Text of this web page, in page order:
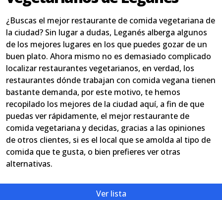
¿Buscas el mejor restaurante de comida vegetariana de
la ciudad? Sin lugar a dudas, Leganés alberga algunos
de los mejores lugares en los que puedes gozar de un
buen plato. Ahora mismo no es demasiado complicado
localizar restaurantes vegetarianos, en verdad, los
restaurantes dónde trabajan con comida vegana tienen
bastante demanda, por este motivo, te hemos
recopilado los mejores de la ciudad aquí, a fin de que
puedas ver rápidamente, el mejor restaurante de
comida vegetariana y decidas, gracias a las opiniones
de otros clientes, si es el local que se amolda al tipo de
comida que te gusta, o bien prefieres ver otras
alternativas.
Ver lista